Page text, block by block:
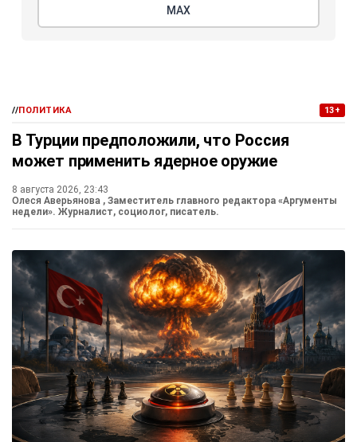
МАХ
//ПОЛИТИКА 13+
В Турции предположили, что Россия
может применить ядерное оружие
8 августа 2026, 23:43
Олеся Аверьянова , Заместитель главного редактора «Аргументы
недели». Журналист, социолог, писатель.